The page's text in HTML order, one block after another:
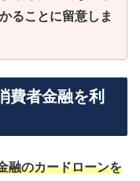
ることに留意しま
費者金融を利
融のカードローンを